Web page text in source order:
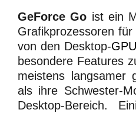
GeForce Go ist ein
Grafikprozessoren
von den Desktop-
besondere Features
meistens langsamer
als ihre Schwester-
Desktop-Bereich.